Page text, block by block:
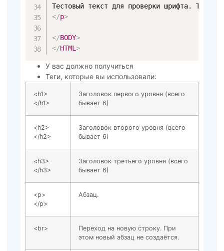
</p>
</BODY>
</HTML>
У вас должно получиться
Теги, которые вы использовали:
<h1>
</h1>
Заголовок первого уровня (всего
бывает 6)
<h2>
</h2>
Заголовок второго уровня (всего
бывает 6)
<h3>
</h3>
Заголовок третьего уровня (всего
бывает 6)
<p>
</p>
Абзац.
<br>
Переход на новую строку. При
этом новый абзац не создаётся.